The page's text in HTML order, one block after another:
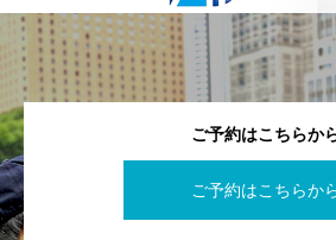
ご予約はこちらか
ご予約はこちらか